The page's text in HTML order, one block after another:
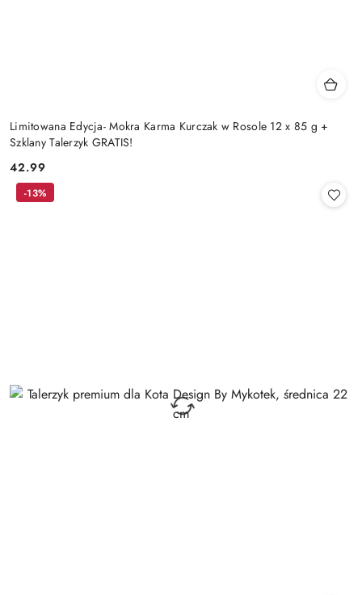
Limitowana Edycja- Mokra Karma Kurczak w Rosole 12 x 85 g +
Szklany Talerzyk GRATIS!
Cena:
42.99
-13%